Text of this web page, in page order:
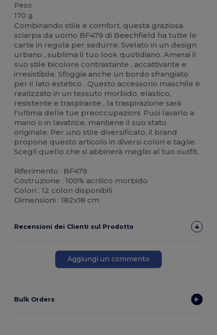
Peso
170 g.
Combinando stile e comfort, questa graziosa
sciarpa da uomo BF479 di Beechfield ha tutte le
carte in regola per sedurre. Svelato in un design
urbano , sublima il tuo look quotidiano. Amerai il
suo stile bicolore contrastante , accattivante e
irresistibile. Sfoggia anche un bordo sfrangiato
per il lato estetico . Questo accessorio maschile è
realizzato in un tessuto morbido, elastico,
resistente e traspirante , la traspirazione sarà
l'ultima delle tue preoccupazioni. Puoi lavarlo a
mano o in lavatrice, mantiene il suo stato
originale. Per uno stile diversificato, il brand
propone questo articolo in diversi colori e taglie.
Scegli quello che si abbinerà meglio al tuo outfit.
Riferimento : BF479
Costruzione : 100% acrilico morbido
Colori : 12 colori disponibili
Dimensioni : 182x18 cm
Recensioni dei Clienti sul Prodotto
Aggiungi un commento
Bulk Orders